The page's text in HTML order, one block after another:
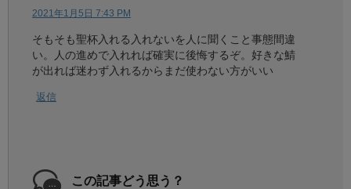
2021年1月5日 7:43 PM
そもそも聖杯入れる入れないを人に聞くこと事態間違
い。人の進めで入れれば確実に後悔するぞ。好きな鯖
が出れば迷わず入れるからまだ使わない方がいい
返信
この記事どう思う？